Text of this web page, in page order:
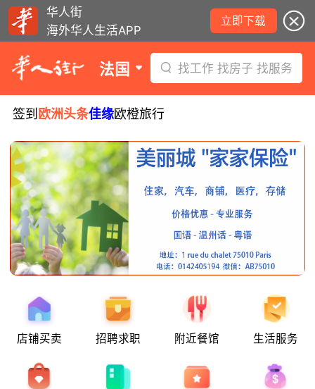
华人街
海外华人生活APP
立即下载
法国 找工作 找房子 找服务
签到 欧洲头条佳缘欧橙旅行
店铺买卖 招聘求职 附近餐馆 生活服务